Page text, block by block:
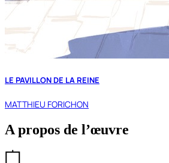
LE PAVILLON DE LA REINE
MATTHIEU FORICHON
A propos de l’œuvre